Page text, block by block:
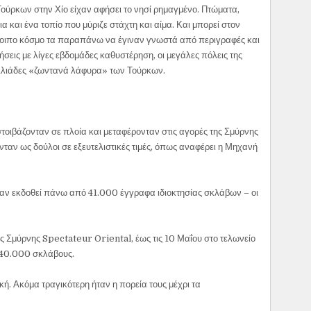
στην Χίο είχαν αφήσει το νησί ρημαγμένο. Πτώματα,
και ένα τοπίο που μύριζε στάχτη και αίμα. Και μπορεί στον
κόσμο τα παραπάνω να έγιναν γνωστά από περιγραφές και
με λίγες εβδομάδες καθυστέρηση, οι μεγάλες πόλεις της
«ζωντανά λάφυρα» των Τούρκων.
σε πλοία και μεταφέρονταν στις αγορές της Σμύρνης
ως δούλοι σε εξευτελιστικές τιμές, όπως αναφέρει η Μηχανή
εκδοθεί πάνω από 41.000 έγγραφα ιδιοκτησίας σκλάβων – οι
Σμύρνης Spectateur Oriental, έως τις 10 Μαΐου στο τελωνείο
40.000 σκλάβους.
Ακόμα τραγικότερη ήταν η πορεία τους μέχρι τα